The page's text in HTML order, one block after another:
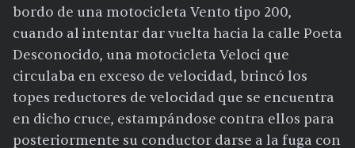
bordo de una motocicleta Vento tipo 200,
cuando al intentar dar vuelta hacia la calle Poeta
Desconocido, una motocicleta Veloci que
circulaba en exceso de velocidad, brincó los
topes reductores de velocidad que se encuentra
en dicho cruce, estampándose contra ellos para
posteriormente su conductor darse a la fuga con